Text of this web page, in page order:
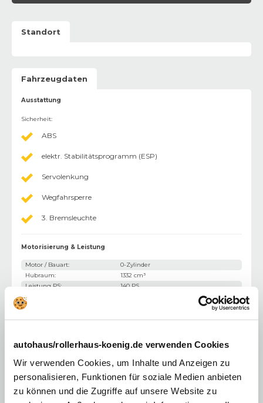
autohaus/rollerhaus-koenig.de verwenden Cookies
Wir verwenden Cookies, um Inhalte und Anzeigen zu
personalisieren, Funktionen für soziale Medien anbieten
zu können und die Zugriffe auf unsere Website zu
Standort
Fahrzeugdaten
Ausstattung
Sicherheit:
ABS
elektr. Stabilitätsprogramm (ESP)
Servolenkung
Wegfahrsperre
3. Bremsleuchte
Motorisierung & Leistung
Motor / Bauart:
0-Zylinder
Hubraum:
1332 cm³
Leistung PS:
140 PS
Leistung kW
Kraftstoff
Gewicht & Abmessung
Türen:
5
Sitze:
5
Zulässiges Gesamtgewicht: k.A.